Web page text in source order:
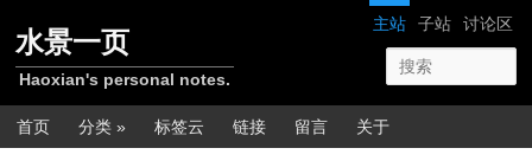
网站导航
主站 子站 讨论区
水景一页
Haoxian's personal notes.
主菜单
首页 分类 » 标签云 链接 留言 关于